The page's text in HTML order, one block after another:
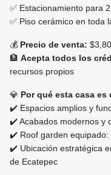
✅ Estacionamiento para
✅ Piso cerámico en toda
💰 Precio de venta:
🏦 Acepta todos los
recursos propios
💎 Por qué esta casa es
✔️ Espacios amplios y
✔️ Acabados modernos y
✔️ Roof garden equipado:
✔️ Ubicación estratégica
de Ecatepec